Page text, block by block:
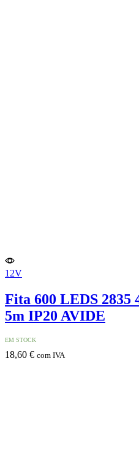
12V
Fita 600 LEDS 2835
5m IP20 AVIDE
EM STOCK
18,60 € com IVA